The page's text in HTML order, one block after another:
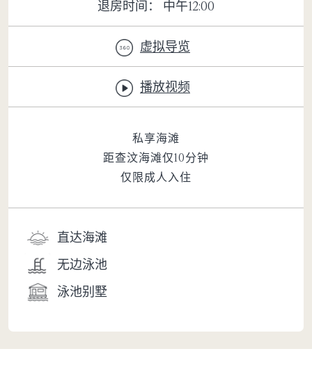
退房时间： 中午12:00
虚拟导览
播放视频
私享海滩
距查汶海滩仅10分钟
仅限成人入住
直达海滩
无边泳池
泳池别墅